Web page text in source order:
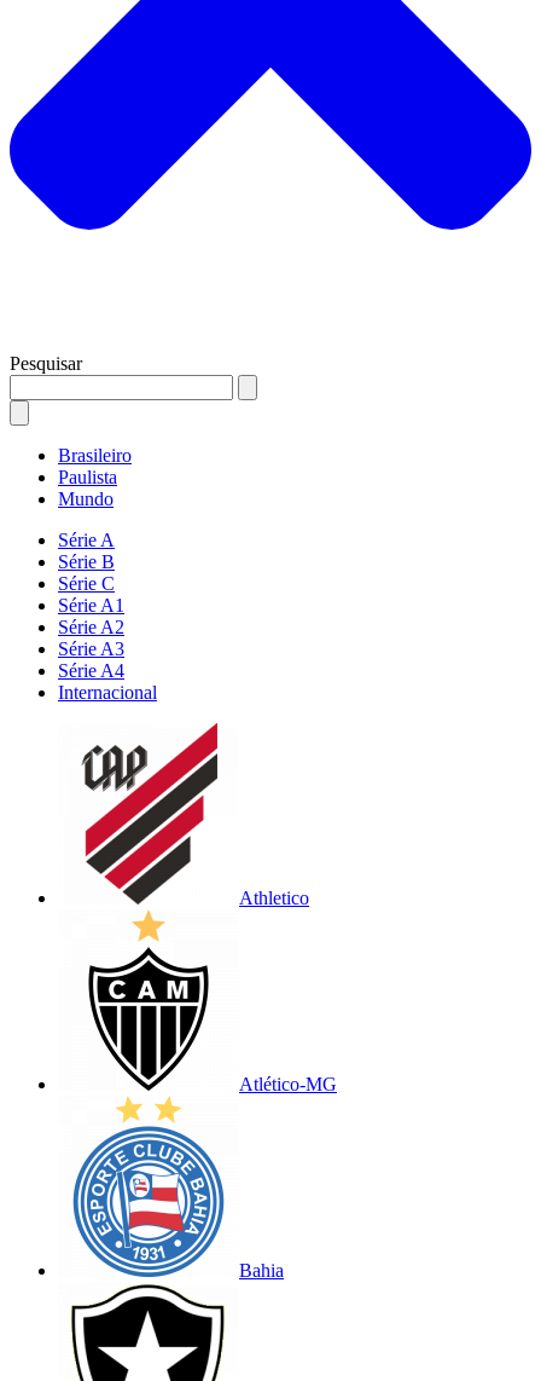
Pesquisar
Brasileiro
Paulista
Mundo
Série A
Série B
Série C
Série A1
Série A2
Série A3
Série A4
Internacional
Athletico
Atlético-MG
Bahia